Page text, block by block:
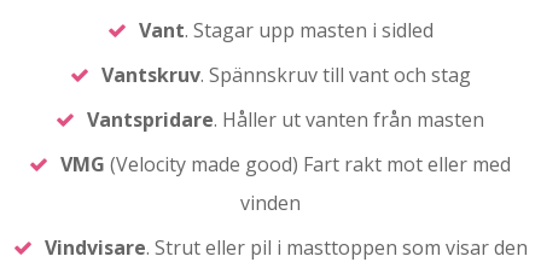
Vant. Stagar upp masten i sidled
Vantskruv. Spännskruv till vant och stag
Vantspridare. Håller ut vanten från masten
VMG (Velocity made good) Fart rakt mot eller med
vinden
Vindvisare. Strut eller pil i masttoppen som visar den